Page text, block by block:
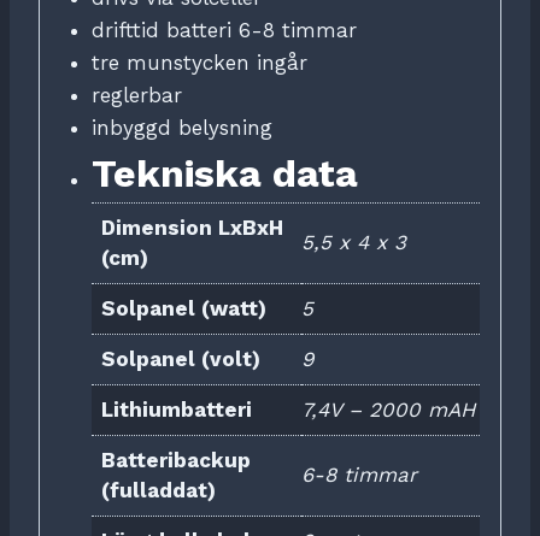
drifttid batteri 6-8 timmar
tre munstycken ingår
reglerbar
inbyggd belysning
Tekniska data
Dimension LxBxH
(cm)
5,5 x 4 x 3
Solpanel (watt) 5
Solpanel (volt) 9
Lithiumbatteri 7,4V – 2000 mAH
Batteribackup
(fulladdat)
6-8 timmar